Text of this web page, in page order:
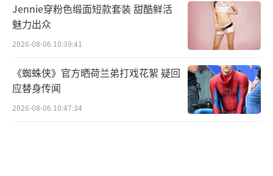
Jennie穿粉色缎面短款套装 甜酷鲜活
魅力出众
2026-08-06 10:39:41
《蜘蛛侠》官方晒荷兰弟打戏花絮 疑回
应替身传闻
2026-08-06 10:47:34